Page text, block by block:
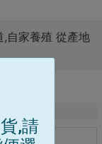
,自家養殖 從產地
,請